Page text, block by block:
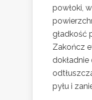
powłoki,
gładkość
Zakończ
pyłu i